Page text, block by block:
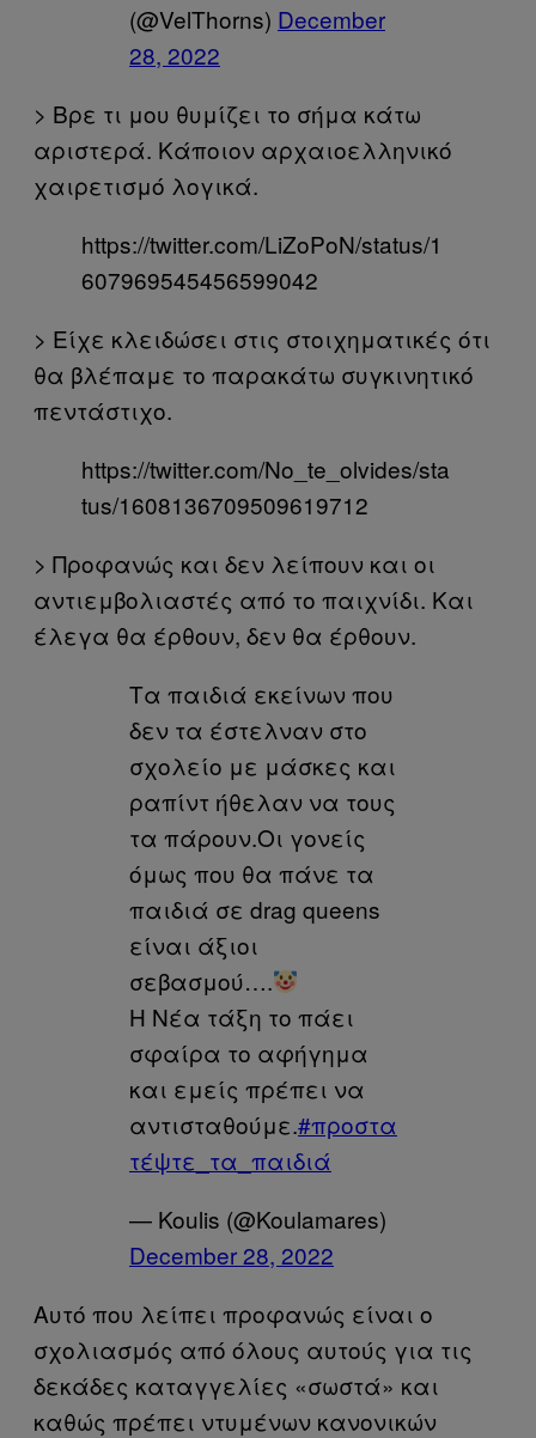
(@VelThorns) December
28, 2022
> Βρε τι μου θυμίζει το σήμα κάτω
αριστερά. Κάποιον αρχαιοελληνικό
χαιρετισμό λογικά.
https://twitter.com/LiZoPoN/status/1
607969545456599042
> Είχε κλειδώσει στις στοιχηματικές ότι
θα βλέπαμε το παρακάτω συγκινητικό
πεντάστιχο.
https://twitter.com/No_te_olvides/sta
tus/1608136709509619712
> Προφανώς και δεν λείπουν και οι
αντιεμβολιαστές από το παιχνίδι. Και
έλεγα θα έρθουν, δεν θα έρθουν.
Τα παιδιά εκείνων που
δεν τα έστελναν στο
σχολείο με μάσκες και
ραπίντ ήθελαν να τους
τα πάρουν.Οι γονείς
όμως που θα πάνε τα
παιδιά σε drag queens
είναι άξιοι
σεβασμού….
Η Νέα τάξη το πάει
σφαίρα το αφήγημα
και εμείς πρέπει να
αντισταθούμε.#προστα
τέψτε_τα_παιδιά
— Koulis (@Koulamares)
December 28, 2022
Αυτό που λείπει προφανώς είναι ο
σχολιασμός από όλους αυτούς για τις
δεκάδες καταγγελίες «σωστά» και
καθώς πρέπει ντυμένων κανονικών